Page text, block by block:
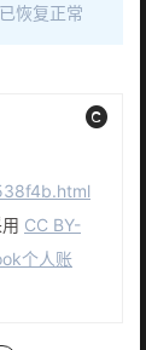
恢复正常
CC BY-
个人账